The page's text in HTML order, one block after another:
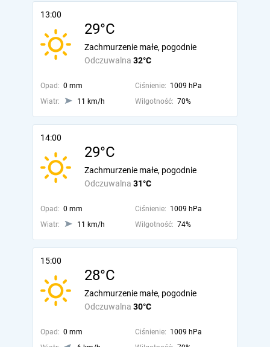
13:00
29°C
Odczuwalna 32°C
Zachmurzenie małe, pogodnie
Opad: 0 mm Ciśnienie: 1009 hPa
Wiatr:
11 km/h Wilgotność: 70%
14:00
29°C
Odczuwalna 31°C
Zachmurzenie małe, pogodnie
Opad: 0 mm Ciśnienie: 1009 hPa
Wiatr:
11 km/h Wilgotność: 74%
15:00
28°C
Odczuwalna 30°C
Zachmurzenie małe, pogodnie
Opad: 0 mm Ciśnienie: 1009 hPa